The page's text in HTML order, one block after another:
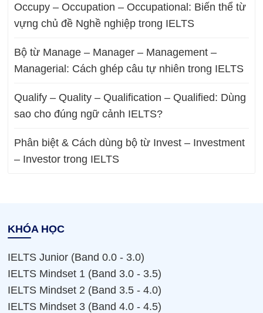
Occupy – Occupation – Occupational: Biến thể từ
vựng chủ đề Nghề nghiệp trong IELTS
Bộ từ Manage – Manager – Management –
Managerial: Cách ghép câu tự nhiên trong IELTS
Qualify – Quality – Qualification – Qualified: Dùng
sao cho đúng ngữ cảnh IELTS?
Phân biệt & Cách dùng bộ từ Invest – Investment
– Investor trong IELTS
KHÓA HỌC
IELTS Junior (Band 0.0 - 3.0)
IELTS Mindset 1 (Band 3.0 - 3.5)
IELTS Mindset 2 (Band 3.5 - 4.0)
IELTS Mindset 3 (Band 4.0 - 4.5)